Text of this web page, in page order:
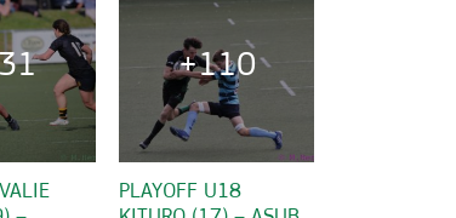
+110
PLAYOFF U18